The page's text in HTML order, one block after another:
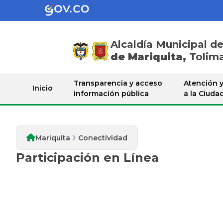
Alcaldía Municipal
de Mariquita,
Inicio
Transparencia y acceso
información pública
Atención
a la
Conectividad
Mariquita Conectividad
Participación en Línea